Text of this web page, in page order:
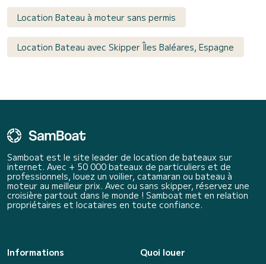
Location Bateau à moteur sans permis
Location Bateau avec Skipper Îles Baléares, Espagne
Samboat est le site leader de location de bateaux sur
internet. Avec + 50 000 bateaux de particuliers et de
professionnels, louez un voilier, catamaran ou bateau à
moteur au meilleur prix. Avec ou sans skipper, réservez une
croisière partout dans le monde ! Samboat met en relation
propriétaires et locataires en toute confiance.
Informations
Quoi louer